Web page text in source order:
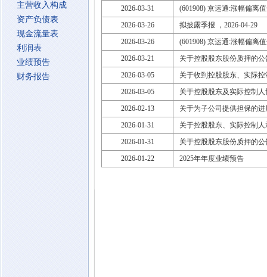
主营收入构成
资产负债表
现金流量表
利润表
业绩预告
财务报告
2026-03-31
(601908) 京运通:涨幅偏离
2026-03-26
拟披露季报 ，2026-04-29
2026-03-26
(601908) 京运通:涨幅偏离
2026-03-21
关于控股股东股份质押的公
2026-03-05
关于收到控股股东、实际
2026-03-05
关于控股股东及实际控制
2026-02-13
关于为子公司提供担保的进
2026-01-31
关于控股股东、实际控制
2026-01-31
关于控股股东股份质押的公
2026-01-22
2025年年度业绩预告